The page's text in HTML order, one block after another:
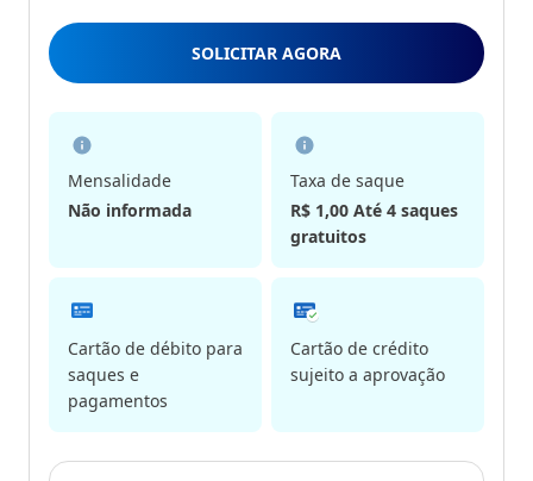
5
Estrelas
SOLICITAR AGORA
Mensalidade
Não informada
Taxa de saque
R$ 1,00 Até 4 saques
gratuitos
Cartão de débito para
saques e
pagamentos
Cartão de crédito
sujeito a aprovação